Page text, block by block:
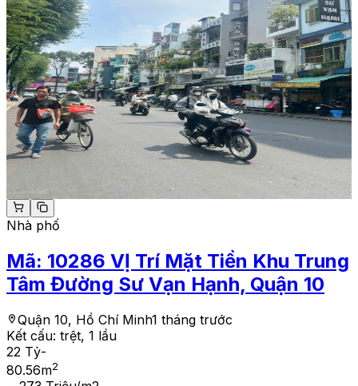
Nhà phố
Mã: 10286 VỊ Trí Mặt Tiền Khu Trung
Tâm Đường Sư Vạn Hạnh, Quận 10
Quận 10, Hồ Chí Minh1 tháng trước
Kết cấu: trệt, 1 lầu
22 Tỷ-
80.56m2